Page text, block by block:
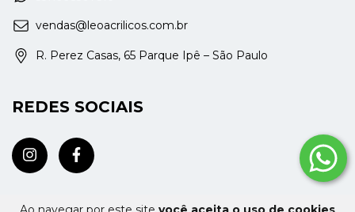
vendas@leoacrilicos.com.br
R. Perez Casas, 65 Parque Ipê – São Paulo
REDES SOCIAIS